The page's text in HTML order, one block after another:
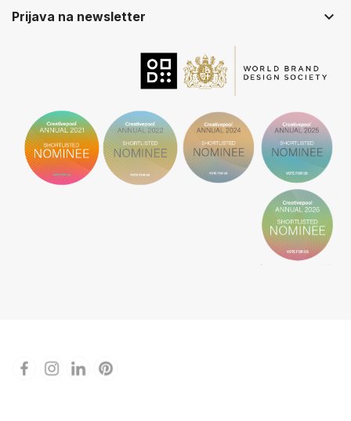
Prijava na newsletter keyboard_arrow_down